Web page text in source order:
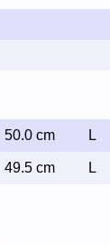
50.0 cm L
49.5 cm L